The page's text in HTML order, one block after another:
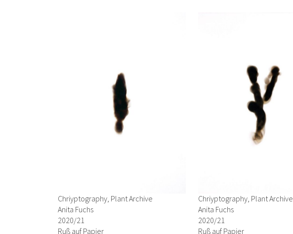
Chriyptography, Plant Archive
Anita Fuchs
2020/21
Ruß auf Papier
Chriyptography, Plant Archive
Anita Fuchs
2020/21
Ruß auf Papier